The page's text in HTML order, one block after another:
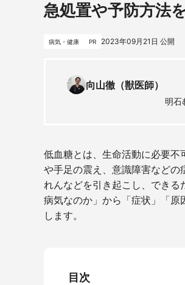
急処置や予防方法
病気・健康 PR 2023年09月21日 公開
向山徹（獣医師）
明石
低血糖とは、生命活動に必要
や手足の震え、意識障害など
れんなどを引き起こし、でき
病気なのか」から「症状」「
します。
目次